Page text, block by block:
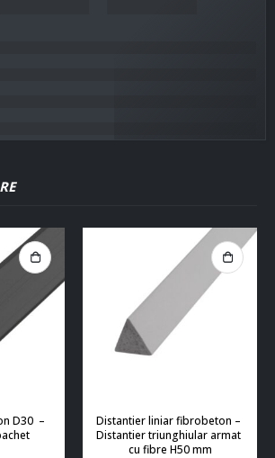
D30  –
Distantier liniar fibrobeton –
Distantier triunghiular armat
cu fibre H50 mm